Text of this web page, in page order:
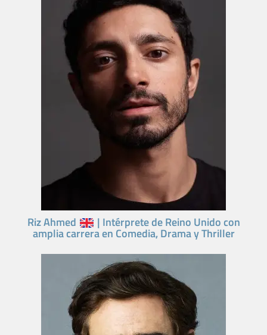
Riz Ahmed | Intérprete de Reino Unido con
amplia carrera en Comedia, Drama y Thriller